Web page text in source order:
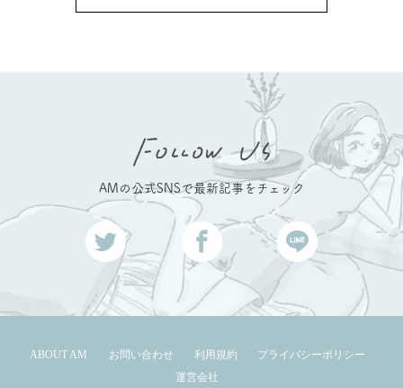
AMの公式SNSで最新記事をチェック
ABOUT AM お問い合わせ 利用規約
プライバシーポリシー
運営会社